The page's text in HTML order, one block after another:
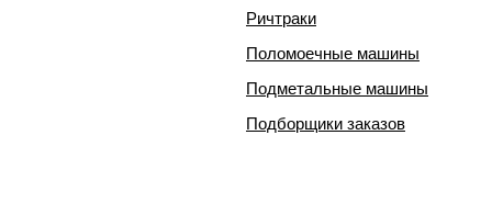
Ричтраки
Поломоечные машины
Подметальные машины
Подборщики заказов